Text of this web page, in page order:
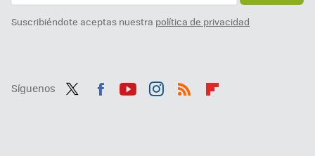
Suscribiéndote aceptas nuestra política de privacidad
Síguenos